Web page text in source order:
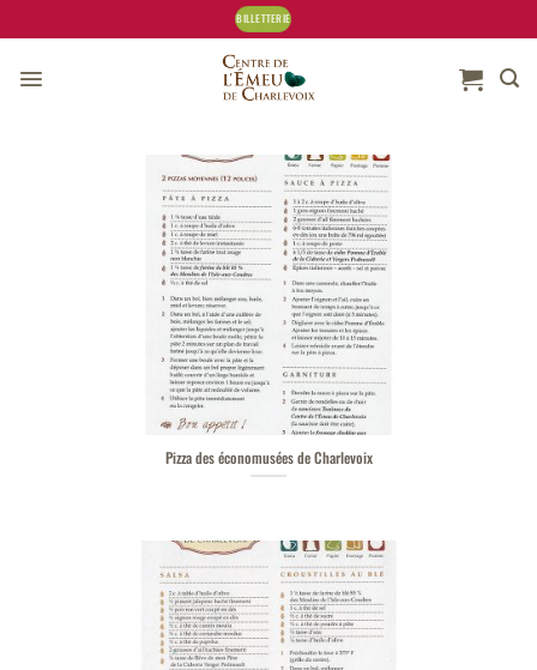
to
BILLETTERIE
Pizza des économusées de Charlevoix